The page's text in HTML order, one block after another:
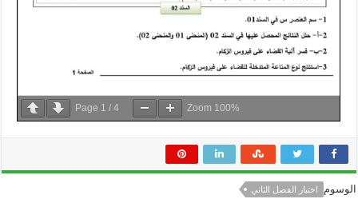
Page 1 / 4 Zoom 100%
الوسوم اختبار الفصل الثاني